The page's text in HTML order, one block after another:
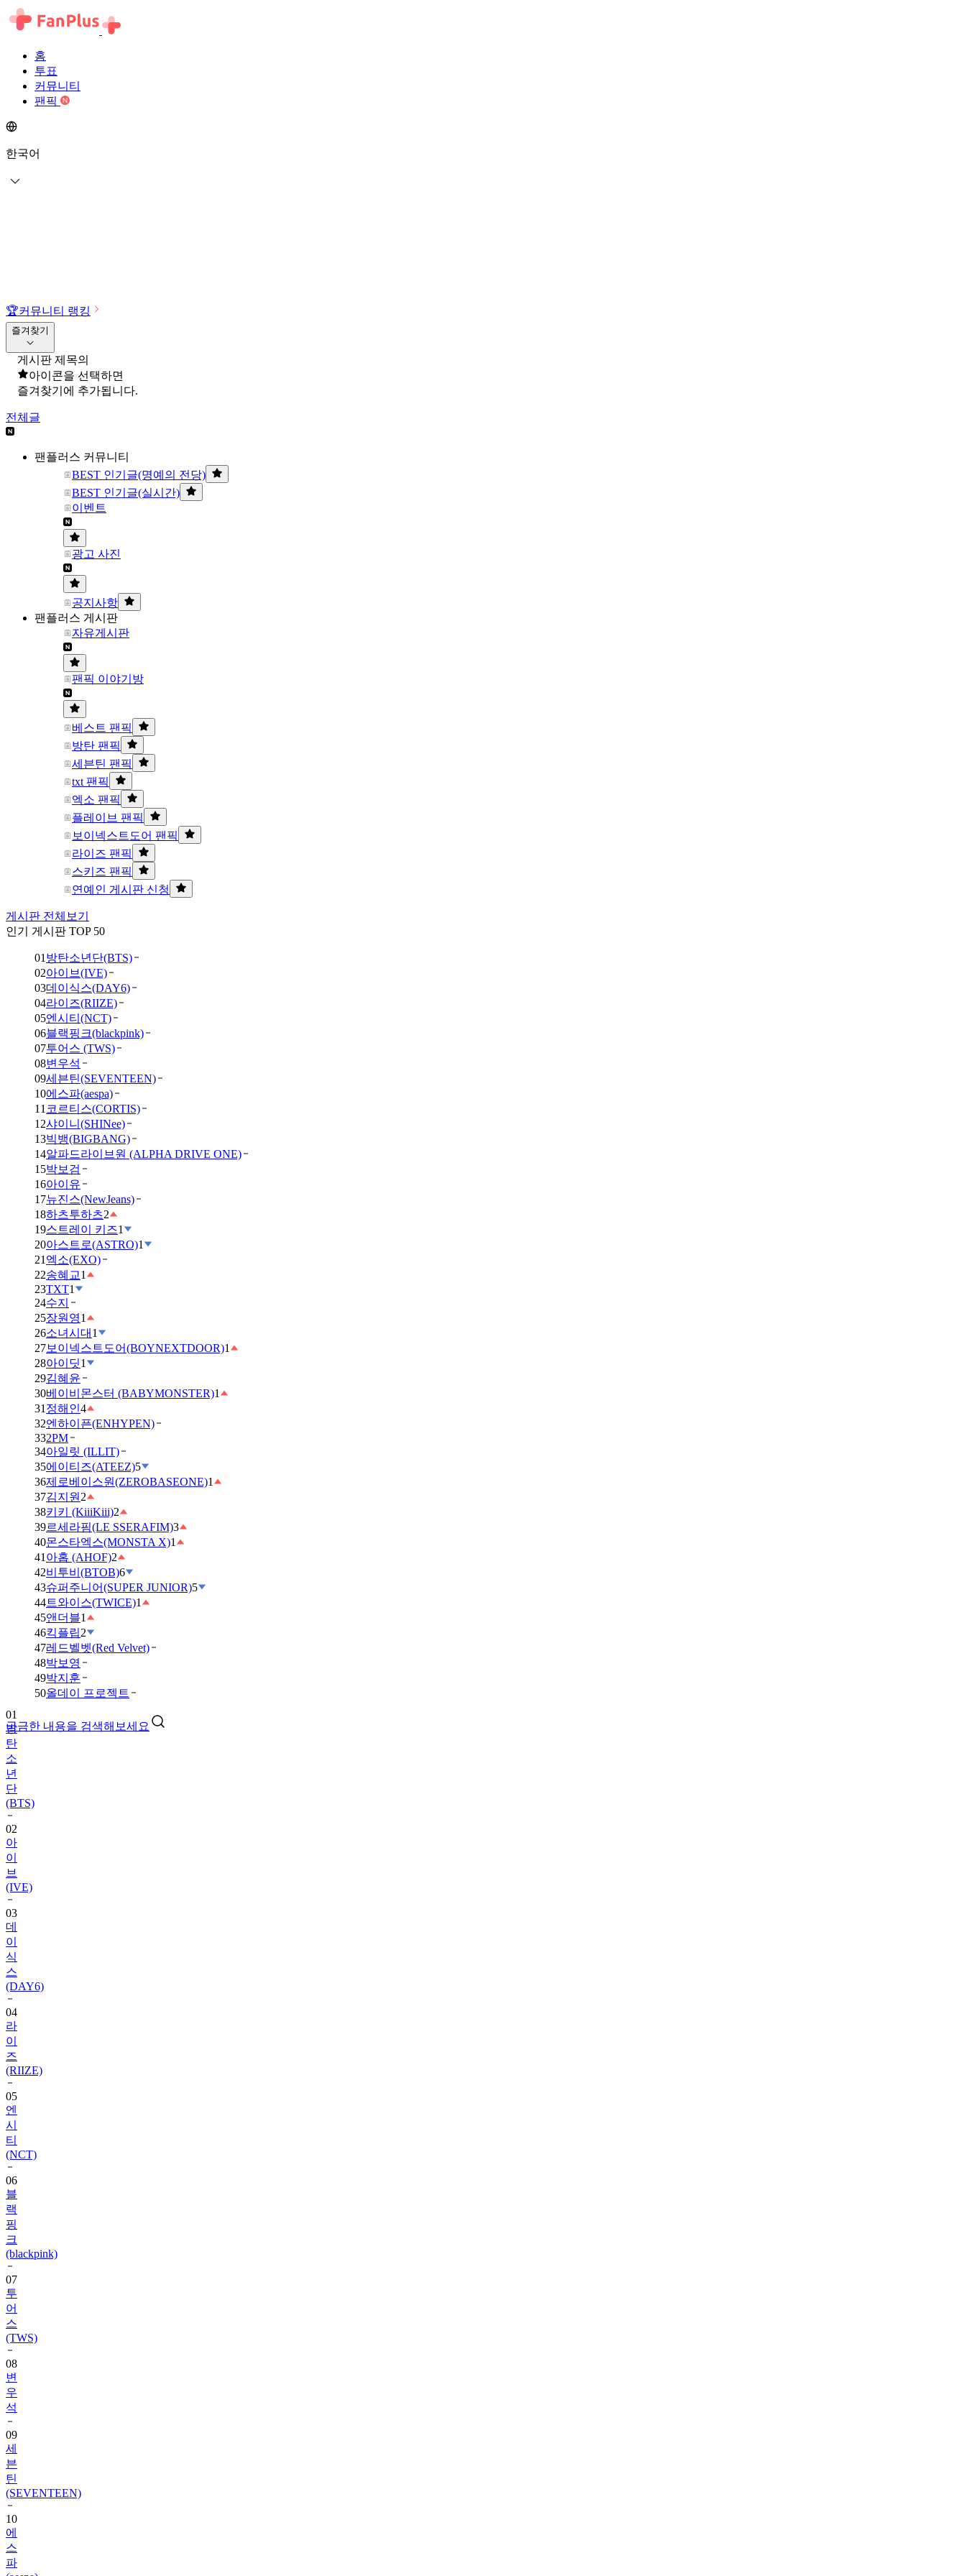
홈
투표
커뮤니티
팬픽
한국어
🏆커뮤니티 랭킹
즐겨찾기
게시판 제목의
아이콘을 선택하면
즐겨찾기에 추가됩니다.
전체글
팬플러스 커뮤니티
BEST 인기글(명예의 전당)
BEST 인기글(실시간)
이벤트
광고 사진
공지사항
팬플러스 게시판
자유게시판
팬픽 이야기방
베스트 팬픽
방탄 팬픽
세븐틴 팬픽
txt 팬픽
엑소 팬픽
플레이브 팬픽
보이넥스트도어 팬픽
라이즈 팬픽
스키즈 팬픽
연예인 게시판 신청
게시판 전체보기
인기 게시판 TOP 50
01 방탄소년단(BTS)
02아이브(IVE)
03데이식스(DAY6)
04라이즈(RIIZE)
05엔시티(NCT)
06블랙핑크(blackpink)
07투어스 (TWS)
08변우석
09세븐틴(SEVENTEEN)
10에스파(aespa)
11 코르티스(CORTIS)
12샤이니(SHINee)
13빅뱅(BIGBANG)
14알파드라이브원 (ALPHA DRIVE ONE)
15박보검
16아이유
17뉴진스(NewJeans)
18하츠투하츠2
19스트레이 키즈1
20아스트로(ASTRO)1
21 엑소(EXO)
22송혜교1
23TXT1
24수지
25장원영1
26소녀시대 1
27보이넥스트도어(BOYNEXTDOOR)1
28아이딧1
29김혜윤
30베이비몬스터 (BABYMONSTER)1
31 정해인4
32엔하이픈(ENHYPEN)
332PM
34아일릿 (ILLIT)
35에이티즈(ATEEZ)5
36제로베이스원(ZEROBASEONE)1
37김지원 2
38키키 (KiiiKiii)2
39르세라핌(LE SSERAFIM)3
40몬스타엑스(MONSTA X)1
41 아홉 (AHOF)2
42비투비(BTOB)6
43슈퍼주니어(SUPER JUNIOR)5
44트와이스(TWICE)1
45앤더블1
46킥플립2
47레드벨벳(Red Velvet)
48박보영
49박지훈
50올데이 프로젝트
궁금한 내용을 검색해보세요
탄
소
년
단
(BTS)
02
아
이
브
(IVE)
03
데
이
식
스
(DAY6)
04
라
이
즈
(RIIZE)
05
엔
시
티
(NCT)
06
블
랙
핑
크
(blackpink)
07
투
어
스
(TWS)
08
변
우
석
09
세
븐
틴
(SEVENTEEN)
10
에
스
파
(aespa)